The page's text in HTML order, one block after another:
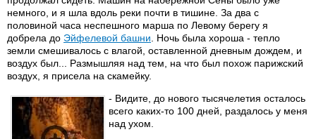
немного, и я шла вдоль реки почти в тишине. За два с
половиной часа неспешного марша по Левому берегу я
добрела до Эйфелевой башни . Ночь была хороша - тепло
земли смешивалось с влагой, оставленной дневным дождем, и
воздух был... Размышляя над тем, на что был похож парижский
воздух, я присела на скамейку.
- Видите, до нового тысячелетия осталось
всего каких-то 100 дней, раздалось у меня
над ухом.